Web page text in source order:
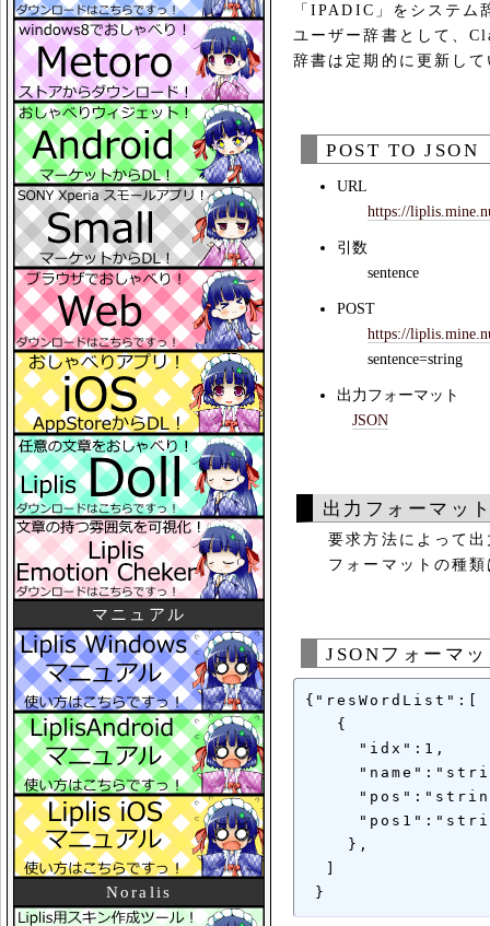
「IPADIC」をシステム
ユーザー辞書として、
辞書は定期的に更新し
POST TO JSON
URL
https://
引数
sentence
POST
https://
sentence=string
出力フォーマット
JSON
出力フォーマッ
要求方法によって出
フォーマットの種類
JSONフォーマ
{"resWordList":[
   {
     "idx":1,
    },
マニュアル
Noralis